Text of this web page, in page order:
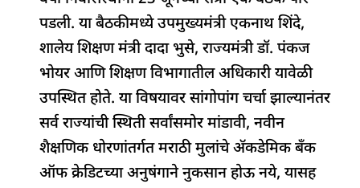
पडली. या बैठकीमध्ये उपमुख्यमंत्री एकनाथ शिंदे,
शालेय शिक्षण मंत्री दादा भुसे, राज्यमंत्री डॉ. पंकज
भोयर आणि शिक्षण विभागातील अधिकारी यावेळी
उपस्थित होते. या विषयावर सांगोपांग चर्चा झाल्यानंतर
सर्व राज्यांची स्थिती सर्वांसमोर मांडावी, नवीन
शैक्षणिक धोरणांतर्गत मराठी मुलांचे अ‍ॅकडेमिक बँक
ऑफ क्रेडिटच्या अनुषंगाने नुकसान होऊ नये, यासह